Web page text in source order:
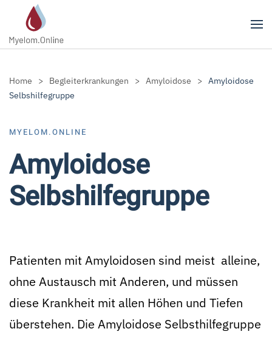
Zum Hauptinhalt springen
Home Begleiterkrankungen Amyloidose
Amyloidose
Selbshilfegruppe
MYELOM.ONLINE
Amyloidose
Selbshilfegruppe
Patienten mit Amyloidosen sind meist alleine,
ohne Austausch mit Anderen, und müssen
diese Krankheit mit allen Höhen und Tiefen
überstehen. Die Amyloidose Selbsthilfegruppe